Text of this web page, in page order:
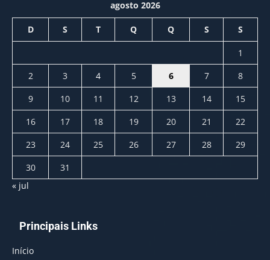
agosto 2026
D S T Q Q S S
1
2
3 4 5 6 7
8
9
10 11 12 13 14
15
16
17 18 19 20 21
22
23
24 25 26 27 28
29
30
31
« jul
Principais Links
Início